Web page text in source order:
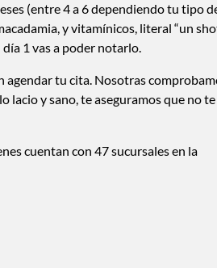
(entre 4 a 6 dependiendo tu tipo
y vitamínicos, literal “un
1 vas a poder notarlo.
agendar tu cita. Nosotras
lacio y sano, te aseguramos que no te
cuentan con 47 sucursales en la